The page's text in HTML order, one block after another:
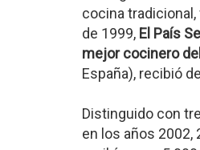
cocina
de 1999, El País
mejor cocinero
España), recibió
Distinguido con
en los años 2002,